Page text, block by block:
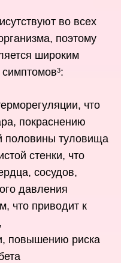
во всех
поэтому
широким
симптомов3:
что
покраснению
половины туловища
стенки, что
сосудов,
давления
что приводит к
повышению риска